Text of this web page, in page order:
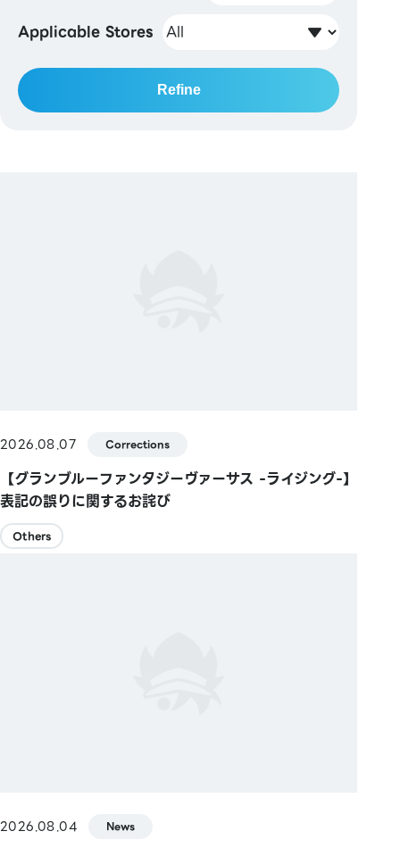
Applicable Stores
Refine
2026.08.07 Corrections
【グランブルーファンタジーヴァーサス -ライジング-】
表記の誤りに関するお詫び
Others
2026.08.04 News